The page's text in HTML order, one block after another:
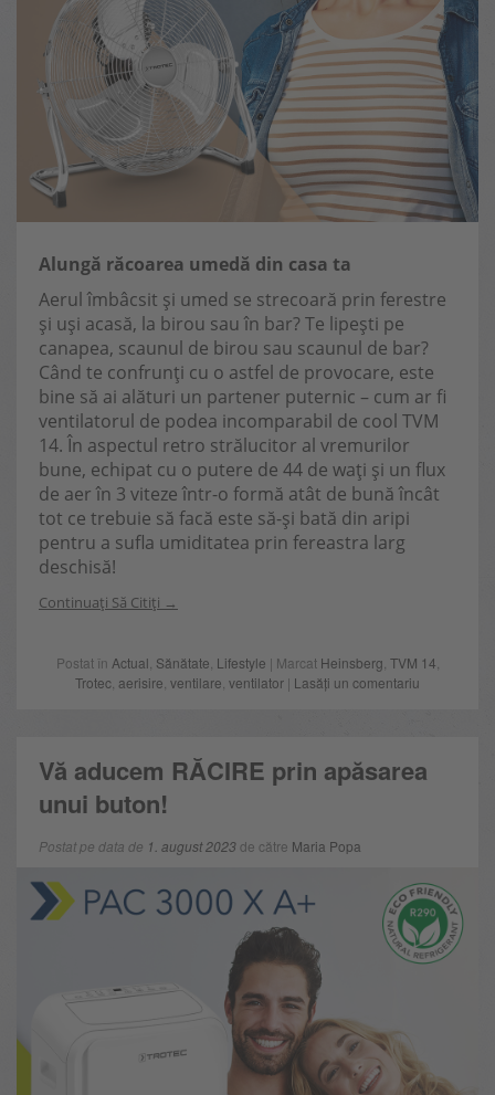
Alungă răcoarea umedă din casa ta
Aerul îmbâcsit și umed se strecoară prin ferestre
și uși acasă, la birou sau în bar? Te lipești pe
canapea, scaunul de birou sau scaunul de bar?
Când te confrunți cu o astfel de provocare, este
bine să ai alături un partener puternic – cum ar fi
ventilatorul de podea incomparabil de cool TVM
14. În aspectul retro strălucitor al vremurilor
bune, echipat cu o putere de 44 de wați și un flux
de aer în 3 viteze într-o formă atât de bună încât
tot ce trebuie să facă este să-și bată din aripi
pentru a sufla umiditatea prin fereastra larg
deschisă!
Continuați Să Citiți
Postat în Actual Sănătate Lifestyle | Marcat Heinsberg TVM 14
Trotec aerisire ventilare ventilator | Lasăți un comentariu
Vă aducem RĂCIRE ​​prin apăsarea
unui buton!
Postat pe data de 1. august 2023de către Maria Popa